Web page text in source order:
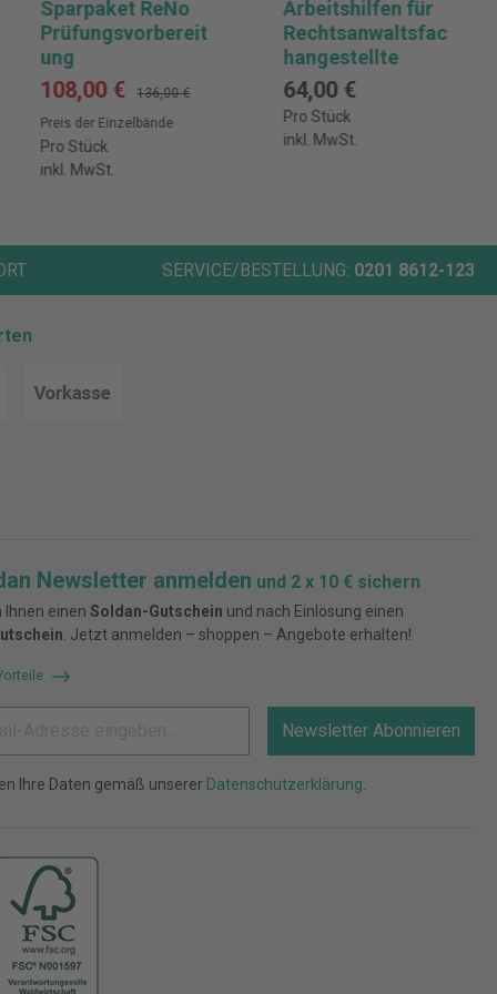
Sparpaket ReNo
Prüfungsvorbereit
ung
108,00 €
136,00 €
Preis der Einzelbände
Pro Stück
inkl. MwSt.
Arbeitshilfen für
Rechtsanwaltsfac
hangestellte
64,00 €
Pro Stück
inkl. MwSt.
SERVICE/BESTELLUNG: 0201 8612-123
Newsletter anmelden und 2 x 10 € sichern
Ihnen einen Soldan-Gutschein und nach Einlösung einen
. Jetzt anmelden – shoppen – Angebote erhalten!
Newsletter Abonnieren
Ihre Daten gemäß unserer Datenschutzerklärung